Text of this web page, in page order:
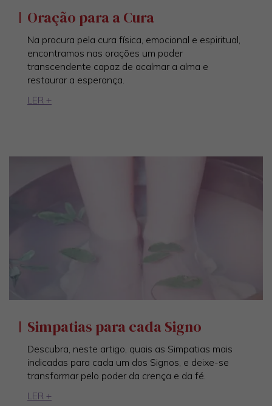
Oração para a Cura
Na procura pela cura física, emocional e espiritual,
encontramos nas orações um poder
transcendente capaz de acalmar a alma e
restaurar a esperança.
LER +
Simpatias para cada Signo
Descubra, neste artigo, quais as Simpatias mais
indicadas para cada um dos Signos, e deixe-se
transformar pelo poder da crença e da fé.
LER +